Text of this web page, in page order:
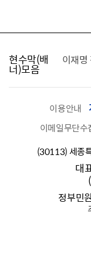
현수막(배
너)모음
찾습니다 이재
이용안내
이메일무단수
(30113) 세종
대
정부민